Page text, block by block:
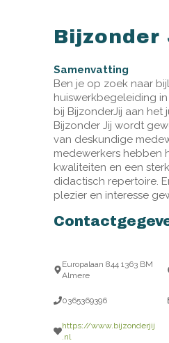
Bijzonder
Samenvatting
Ben je op zoek naar
huiswerkbegeleiding
bij BijzonderJij aan het
Bijzonder Jij wordt
van deskundige
medewerkers hebben
kwaliteiten en een
didactisch repertoire.
plezier en interesse
Europalaan 844 1363 BM
Almere
0365369396
https://www.bijzonderjij
.nl